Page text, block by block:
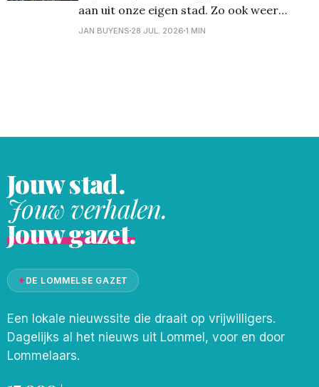
aan uit onze eigen stad. Zo ook weer
vandaag met een aantal foto's uit
JAN BUYENS 28 JUL. 2026 1 MIN
Jouw stad.
Jouw verhalen.
Jouw gazet.
✦DE LOMMELSE GAZET
Een lokale nieuwssite die draait op vrijwilligers.
Dagelijks al het nieuws uit Lommel, voor en door
Lommelaars.